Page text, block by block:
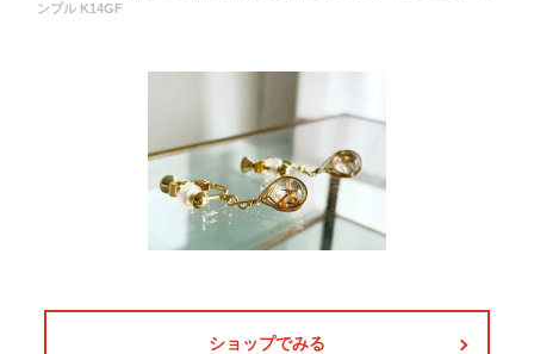
ンプル K14GF
ショップでみる